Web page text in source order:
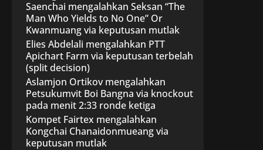
Saenchai mengalahkan Seksan “The
Man Who Yields to No One” Or
Kwanmuang via keputusan mutlak
Elies Abdelali mengalahkan PTT
Apichart Farm via keputusan terbelah
(split decision)
Aslamjon Ortikov mengalahkan
Petsukumvit Boi Bangna via knockout
pada menit 2:33 ronde ketiga
Kompet Fairtex mengalahkan
Kongchai Chanaidonmueang via
keputusan mutlak